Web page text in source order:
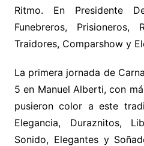
Ritmo. En Presidente
Funebreros, Prisioneros,
Traidores, Comparshow y
La primera jornada de
5 en Manuel Alberti, con
pusieron color a este
Elegancia, Duraznitos,
Sonido, Elegantes y